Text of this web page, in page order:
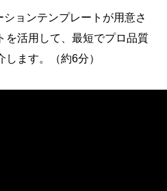
ョンテンプレートが用意さ
を活用して、最短でプロ品質
ます。（約6分）